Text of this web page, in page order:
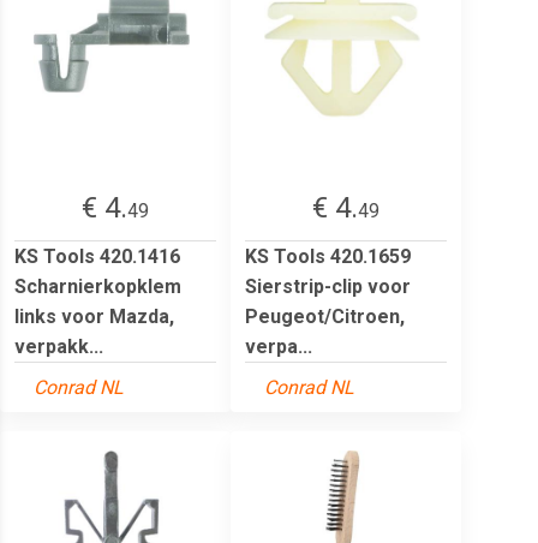
€ 4.49
KS Tools 420.1416
Scharnierkopklem
links voor Mazda,
verpakk...
Conrad NL
€ 4.49
KS Tools 420.1659
Sierstrip-clip voor
Peugeot/Citroen,
verpa...
Conrad NL